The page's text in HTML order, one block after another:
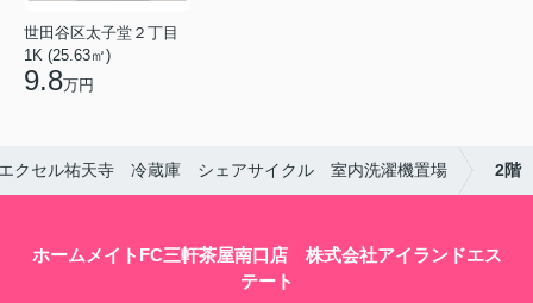
世田谷区太子堂２丁目
1K (25.63㎡)
9.8万円
クセル祐天寺 冷蔵庫 シェアサイクル 室内洗濯機置場 2階
ホームメイトFC三軒茶屋南口店 株式会社アイランドエス
テート